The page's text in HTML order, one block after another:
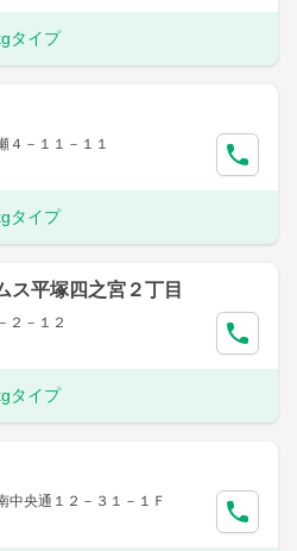
タイプ
４－１１－１１
タイプ
ス平塚四之宮２丁目
２－１２
タイプ
中央通１２－３１－１Ｆ